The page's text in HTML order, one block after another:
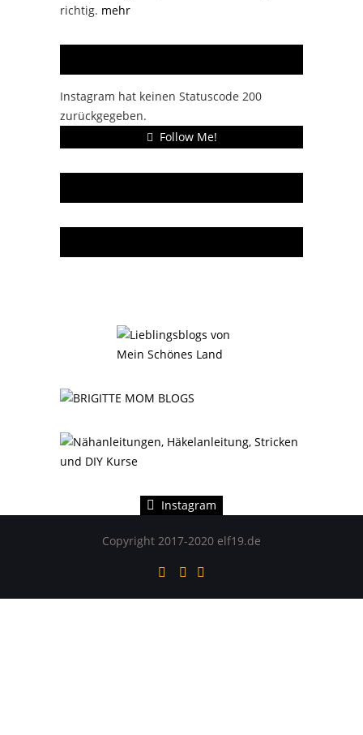
richtig. mehr
Instagram hat keinen Statuscode 200
zurückgegeben.
Follow Me!
Instagram
Instagram hat keinen Statuscode 200 zurückgegeben.
Copyright 2017-2020 elf19.de